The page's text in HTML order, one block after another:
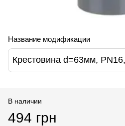
Название модификации
Крестовина d=63мм,
В наличии
494 грн